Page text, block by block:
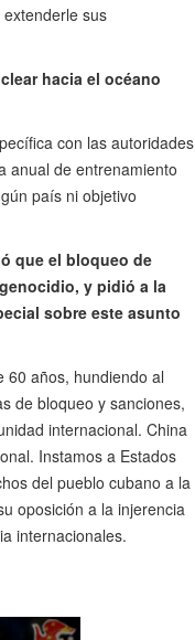
sus
hacia el océano
con las autoridades
anual de entrenamiento
país ni objetivo
que el bloqueo de
y pidió a la
sobre este asunto
60 años, hundiendo al
de bloqueo y sanciones,
internacional. China
Instamos a Estados
del pueblo cubano a la
oposición a la injerencia
internacionales.